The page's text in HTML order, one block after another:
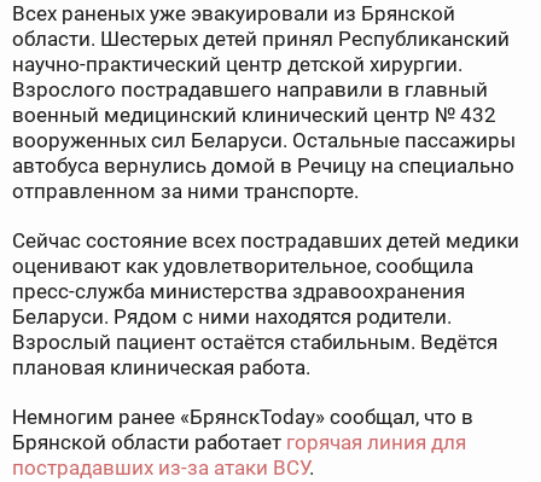
Всех раненых уже эвакуировали из Брянской
области. Шестерых детей принял Республиканский
научно-практический центр детской хирургии.
Взрослого пострадавшего направили в главный
военный медицинский клинический центр № 432
вооруженных сил Беларуси. Остальные пассажиры
автобуса вернулись домой в Речицу на специально
отправленном за ними транспорте.
Сейчас состояние всех пострадавших детей медики
оценивают как удовлетворительное, сообщила
пресс-служба министерства здравоохранения
Беларуси. Рядом с ними находятся родители.
Взрослый пациент остаётся стабильным. Ведётся
плановая клиническая работа.
Немногим ранее «БрянскToday» сообщал, что в
Брянской области работает горячая линия для
пострадавших из-за атаки ВСУ.